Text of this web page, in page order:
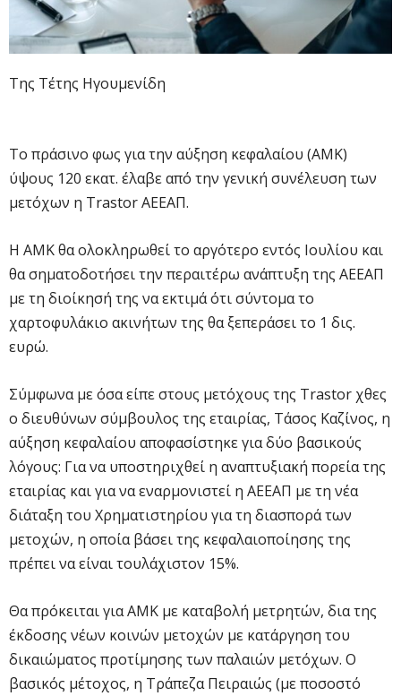
Της Τέτης Ηγουμενίδη
Το πράσινο φως για την αύξηση κεφαλαίου (ΑΜΚ)
ύψους 120 εκατ. έλαβε από την γενική συνέλευση των
μετόχων η Trastor ΑΕΕΑΠ.
Η ΑΜΚ θα ολοκληρωθεί το αργότερο εντός Ιουλίου και
θα σηματοδοτήσει την περαιτέρω ανάπτυξη της ΑΕΕΑΠ
με τη διοίκησή της να εκτιμά ότι σύντομα το
χαρτοφυλάκιο ακινήτων της θα ξεπεράσει το 1 δις.
ευρώ.
Σύμφωνα με όσα είπε στους μετόχους της Trastor χθες
ο διευθύνων σύμβουλος της εταιρίας, Τάσος Καζίνος, η
αύξηση κεφαλαίου αποφασίστηκε για δύο βασικούς
λόγους: Για να υποστηριχθεί η αναπτυξιακή πορεία της
εταιρίας και για να εναρμονιστεί η ΑΕΕΑΠ με τη νέα
διάταξη του Χρηματιστηρίου για τη διασπορά των
μετοχών, η οποία βάσει της κεφαλαιοποίησης της
πρέπει να είναι τουλάχιστον 15%.
Θα πρόκειται για ΑΜΚ με καταβολή μετρητών, δια της
έκδοσης νέων κοινών μετοχών με κατάργηση του
δικαιώματος προτίμησης των παλαιών μετόχων. Ο
βασικός μέτοχος, η Τράπεζα Πειραιώς (με ποσοστό